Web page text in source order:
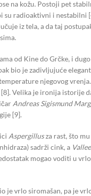
na kožu. Postoji pet
su radioaktivni i nestabilni
iz tela, a da taj
od Kine do Grčke, i
bio je zadivljujuće
njegovog
Velika je ironija istorije
Andreas Sigismund
[9].
Aspergillusza rast, što
sadrži cink, a
mogao voditi u
je vrlo siromašan, pa je